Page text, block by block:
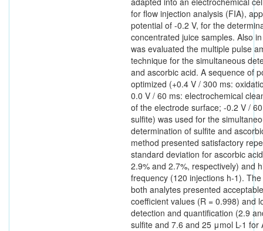
for flow injection analysis (FIA),
potential of -0.2 V, for the
concentrated juice samples. Also
was evaluated the multiple pulse
technique for the simultaneous
and ascorbic acid. A sequence of
optimized (+0.4 V / 300 ms:
0.0 V / 60 ms: electrochemical
of the electrode surface; -0.2 V /
sulfite) was used for the
determination of sulfite and
method presented satisfactory
standard deviation for ascorbic
2.9% and 2.7%, respectively) and
frequency (120 injections h-1).
both analytes presented
coefficient values (R = 0.998) and
detection and quantification (2.9
sulfite and 7.6 and 25 μmol L-1 for